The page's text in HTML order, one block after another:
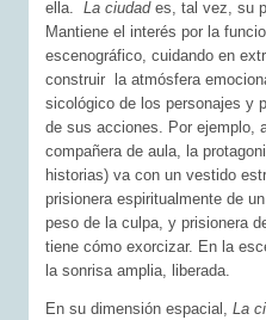
ella.La ciudades, tal vez, su
Mantiene el interés por la
escenográfico, cuidando en
construir la atmósfera
sicológico de los personajes y
de sus acciones. Por ejemplo,
compañera de aula, la
historias) va con un vestido
prisionera espiritualmente de
peso de la culpa, y prisionera
tiene cómo exorcizar. En la
la sonrisa amplia, liberada.
En su dimensión espacial,La